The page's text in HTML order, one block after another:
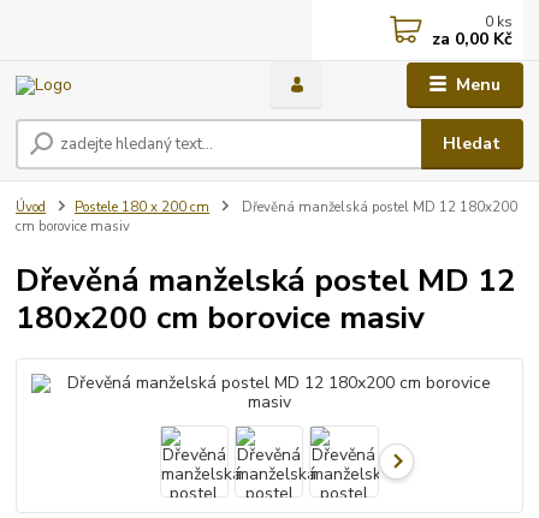
Menu
Hledat
0 ks
za 0,00 Kč
Úvod Postele 180 x 200 cm
Dřevěná manželská postel MD 12 180x200
cm borovice masiv
Dřevěná manželská postel MD 12
180x200 cm borovice masiv